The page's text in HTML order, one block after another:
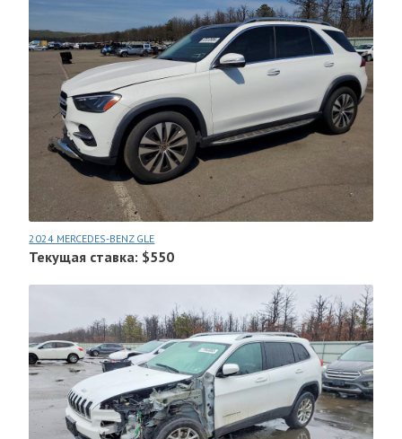
2024 MERCEDES-BENZ GLE
Текущая ставка: $550